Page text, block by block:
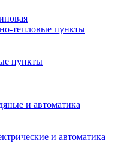
тепловые пункты
пункты
и автоматика
и автоматика